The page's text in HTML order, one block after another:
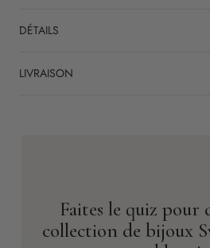
DÉTAILS
LIVRAISON
Faites le quiz pour
collection de bijoux